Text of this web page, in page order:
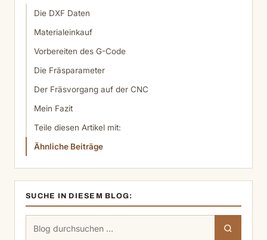
Die DXF Daten
Materialeinkauf
Vorbereiten des G-Code
Die Fräsparameter
Der Fräsvorgang auf der CNC
Mein Fazit
Teile diesen Artikel mit:
Ähnliche Beiträge
SUCHE IN DIESEM BLOG:
Suchen